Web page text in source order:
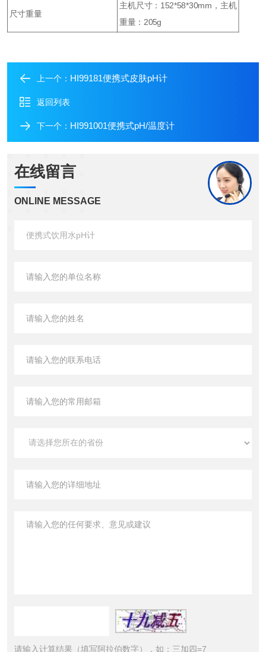
尺寸重量
主机尺寸：152*58*30mm，主机
重量：205g
上一个： HI99181便携式皮肤pH计
返回列表
下一个： HI991001便携式pH/温度计
在线留言
ONLINE MESSAGE
请输入计算结果（填写阿拉伯数字），如：三加四=7